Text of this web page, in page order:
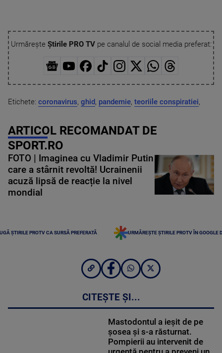
Urmărește Știrile PRO TVpe canalul de social media preferat:
Etichete: coronavirus, ghid, pandemie, teoriile conspiratiei,
ARTICOL RECOMANDAT DE
SPORT.RO
FOTO | Imaginea cu Vladimir Putin
care a stârnit revoltă! Ucrainenii
acuză lipsă de reacție la nivel
mondial
ȘTIRILE PROTV CA SURSĂ PREFERATĂ URMĂREȘTE ȘTIRILE PROTV ÎN GOOGLE
CITEȘTE ȘI...
Mastodontul a ieșit de pe
șosea și s-a răsturnat.
Pompierii au intervenit de